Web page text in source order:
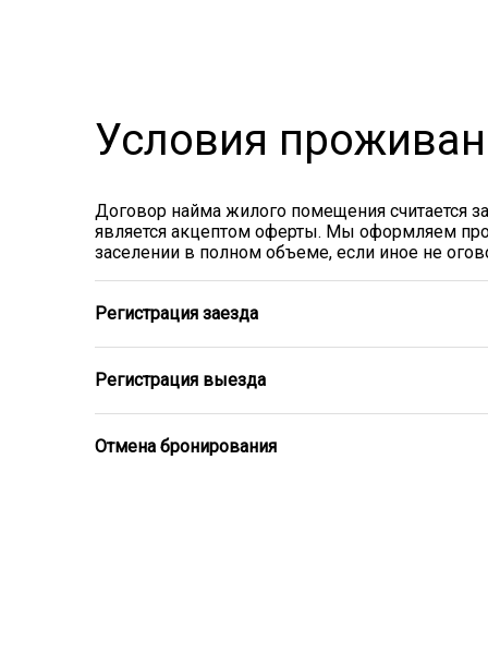
Условия
Договор найма жилого помещения считается
является акцептом оферты. Мы оформляем
заселении в полном объеме, если иное не
Регистрация заезда
Регистрация выезда
Отмена бронирования